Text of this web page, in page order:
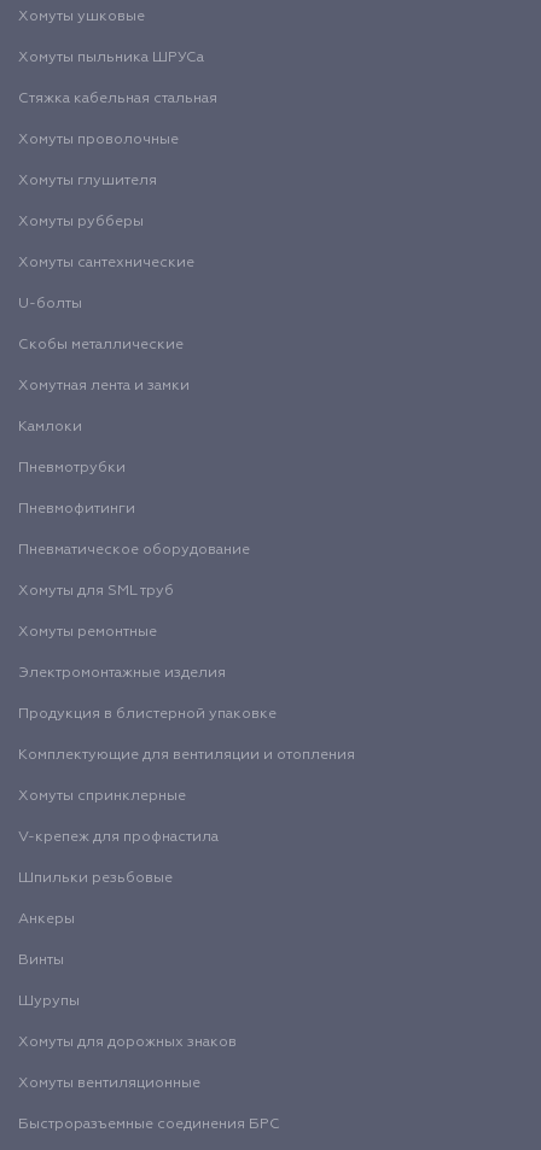
Хомуты ушковые
Хомуты пыльника ШРУСа
Стяжка кабельная стальная
Хомуты проволочные
Хомуты глушителя
Хомуты рубберы
Хомуты сантехнические
U-болты
Скобы металлические
Хомутная лента и замки
Камлоки
Пневмотрубки
Пневмофитинги
Пневматическое оборудование
Хомуты для SML труб
Хомуты ремонтные
Электромонтажные изделия
Продукция в блистерной упаковке
Комплектующие для вентиляции и отопления
Хомуты спринклерные
V-крепеж для профнастила
Шпильки резьбовые
Анкеры
Винты
Шурупы
Хомуты для дорожных знаков
Хомуты вентиляционные
Быстроразъемные соединения БРС